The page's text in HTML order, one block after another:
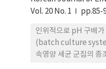
Vol. 20 No. 1
pp.85-
인위적으로 pH 구배
(batch culture
속영양 세균 군집의 종